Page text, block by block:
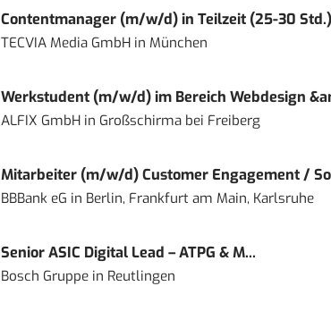
Contentmanager (m/w/d) in Teilzeit (25-30 Std.)
TECVIA Media GmbHin München
Werkstudent (m/w/d) im Bereich Webdesign
ALFIX GmbHin Großschirma bei Freiberg
Mitarbeiter (m/w/d) Customer Engagement /
BBBank eG in Berlin, Frankfurt am Main, Karlsruhe
Senior ASIC Digital Lead – ATPG & M...
Bosch Gruppein Reutlingen